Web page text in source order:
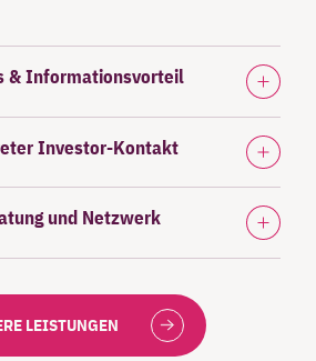
& Informationsvorteil
Investor-Kontakt
und Netzwerk
LEISTUNGEN